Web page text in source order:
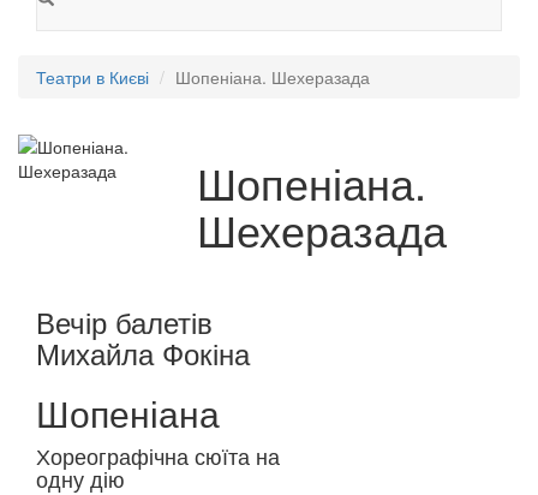
Театри в Києві Шопеніана. Шехеразада
Шопеніана.
Шехеразада
Вечір балетів
Михайла Фокіна
Шопеніана
Хореографічна сюїта на
одну дію